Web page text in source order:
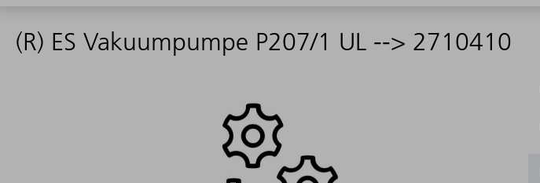
(R) ES Vakuumpumpe P207/1 UL --> 2710410